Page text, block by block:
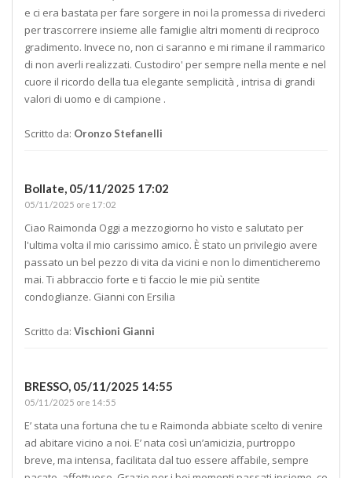
e ci era bastata per fare sorgere in noi la promessa di rivederci
per trascorrere insieme alle famiglie altri momenti di reciproco
gradimento. Invece no, non ci saranno e mi rimane il rammarico
di non averli realizzati. Custodiro' per sempre nella mente e nel
cuore il ricordo della tua elegante semplicità , intrisa di grandi
valori di uomo e di campione .
Scritto da: Oronzo Stefanelli
Bollate, 05/11/2025 17:02
05/11/2025 ore 17:02
Ciao Raimonda Oggi a mezzogiorno ho visto e salutato per
l'ultima volta il mio carissimo amico. È stato un privilegio avere
passato un bel pezzo di vita da vicini e non lo dimenticheremo
mai. Ti abbraccio forte e ti faccio le mie più sentite
condoglianze. Gianni con Ersilia
Scritto da: Vischioni Gianni
BRESSO, 05/11/2025 14:55
05/11/2025 ore 14:55
E’ stata una fortuna che tu e Raimonda abbiate scelto di venire
ad abitare vicino a noi. E’ nata così un’amicizia, purtroppo
breve, ma intensa, facilitata dal tuo essere affabile, sempre